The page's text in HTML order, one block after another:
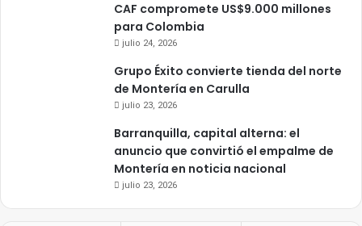
CAF compromete US$9.000 millones
para Colombia
julio 24, 2026
Grupo Éxito convierte tienda del norte
de Montería en Carulla
julio 23, 2026
Barranquilla, capital alterna: el
anuncio que convirtió el empalme de
Montería en noticia nacional
julio 23, 2026